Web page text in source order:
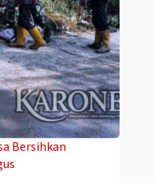
Bersihkan